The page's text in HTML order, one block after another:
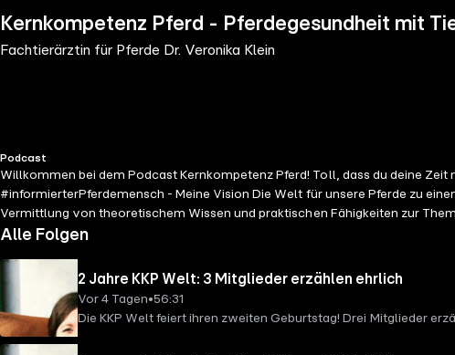
Kernkompetenz Pferd - Pferdegesundheit mit
Fachtierärztin für Pferde Dr. Veronika Klein
Podcast
Willkommen bei dem Podcast Kernkompetenz Pferd! Toll, dass du deine
#informierterPferdemensch - Meine Vision Die Welt für unsere Pferde zu
Vermittlung von theoretischem Wissen und praktischen Fähigkeiten zur
unabhängig von Methoden, Theorien und Lehren, sondern fürs Pferd #?
Alle Folgen
2 Jahre KKP Welt: 3 Mitglieder erzählen ehrlich
Vor 4 Tagen•56:31
Die KKP Welt feiert ihren zweiten Geburtstag! Drei Mitglieder